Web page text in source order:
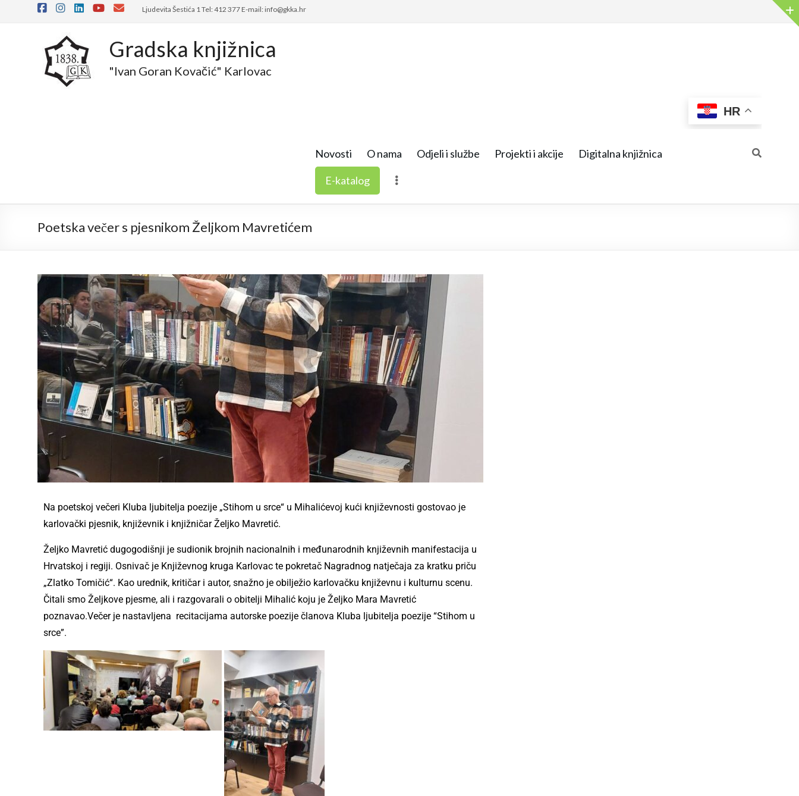
Ljudevita Šestića 1 Tel: 412 377 E-mail: info@gkka.hr
Gradska knjižnica
"Ivan Goran Kovačić" Karlovac
HR
Novosti O nama Odjeli i službe Projekti i akcije Digitalna knjižnica
E-katalog
Poetska večer s pjesnikom Željkom Mavretićem
Na poetskoj večeri ️Kluba ljubitelja poezije „Stihom u srce“ u Mihalićevoj kući književnosti gostovao je
karlovački pjesnik, književnik i knjižničar Željko Mavretić.
Željko Mavretić dugogodišnji je sudionik brojnih nacionalnih i međunarodnih književnih manifestacija u
Hrvatskoj i regiji. Osnivač je Književnog kruga Karlovac te pokretač Nagradnog natječaja za kratku priču
„Zlatko Tomičić“. Kao urednik, kritičar i autor, snažno je obilježio karlovačku književnu i kulturnu scenu.
Čitali smo Željkove pjesme, ali i razgovarali o obitelji Mihalić koju je Željko Mara Mavretić
poznavao.Večer je nastavljena recitacijama autorske poezije članova Kluba ljubitelja poezije “Stihom u
srce”.